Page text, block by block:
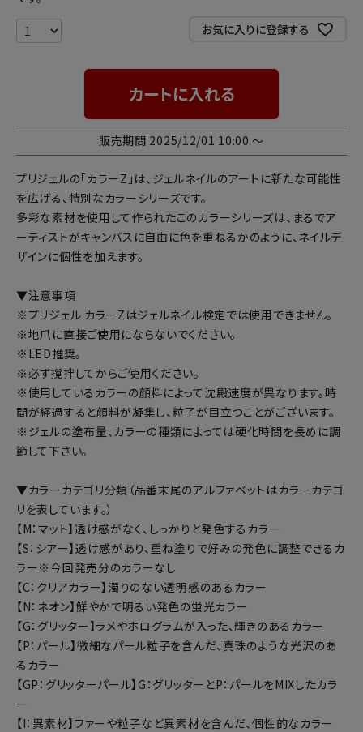
お気に入りに登録する
カートに入れる
販売期間 2025/12/01 10:00 〜
プリジェルの「カラーZ」は、ジェルネイルのアートに新たな可能性
を広げる、特別なカラーシリーズです。
多彩な素材を使用して作られたこのカラーシリーズは、まるでア
ーティストがキャンバスに自由に色を重ねるかのように、ネイルデ
ザインに個性を加えます。
▼注意事項
※プリジェル カラーZはジェルネイル検定では使用できません。
※地爪に直接ご使用にならないでください。
※LED推奨。
※必ず撹拌してからご使用ください。
※使用しているカラーの顔料によって沈殿速度が異なります。時
間が経過すると顔料が凝集し、粒子が目立つことがございます。
※ジェルの塗布量、カラーの種類によっては硬化時間を長めに調
節して下さい。
▼カラーカテゴリ分類（品番末尾のアルファベットはカラーカテゴ
リを表しています。）
【M：マット】透け感がなく、しっかりと発色するカラー
【S：シアー】透け感があり、重ね塗りで好みの発色に調整できるカ
ラー※今回発売分のカラーなし
【C：クリアカラー】濁りのない透明感のあるカラー
【N：ネオン】鮮やかで明るい発色の蛍光カラー
【G：グリッター】ラメやホログラムが入った、輝きのあるカラー
【P：パール】微細なパール粒子を含んだ、真珠のような光沢のあ
るカラー
【GP：グリッターパール】G：グリッターとP：パールをMIXしたカラ
ー
【I：異素材】ファーや粒子など異素材を含んだ、個性的なカラー